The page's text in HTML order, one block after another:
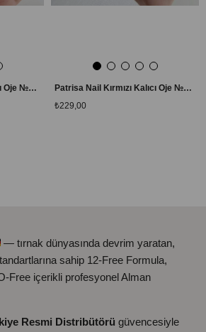
Patrisa Nail Kırmızı Kalıcı Oje №150 – TPO Free – 8 ml
Patrisa Nail Kırmızı Kalıcı Oje №151 – TPO Free – 8 ml
₺229,00
— tırnak dünyasında devrim yaratan,
sahip 12-Free Formula,
Free içerikli profesyonel Alman
Resmi Distribütörü güvencesiyle